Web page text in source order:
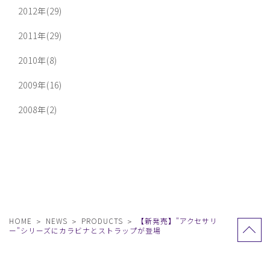
2012年(29)
2011年(29)
2010年(8)
2009年(16)
2008年(2)
HOME NEWS PRODUCTS
【新発売】"アクセサリ
ー"シリーズにカラビナとストラップが登場